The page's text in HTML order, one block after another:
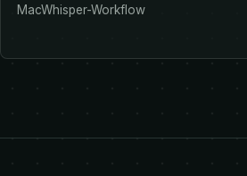
MacWhisper-Workflow